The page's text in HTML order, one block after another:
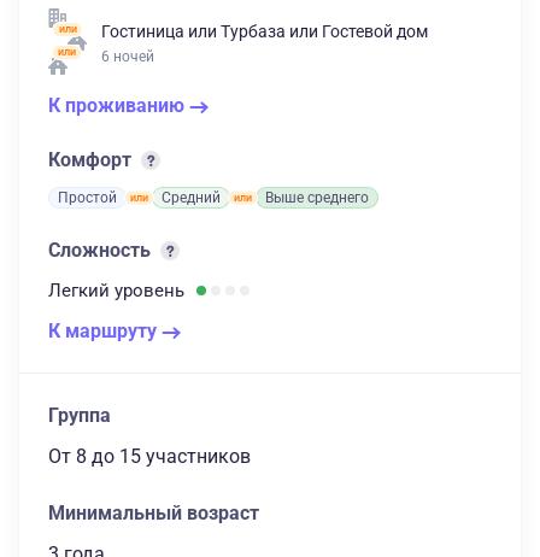
Гостиница или Турбаза или Гостевой дом
6 ночей
К проживанию
Комфорт
Простой Средний Выше среднего
Сложность
Легкий уровень
К маршруту
Группа
От 8 до 15 участников
Минимальный возраст